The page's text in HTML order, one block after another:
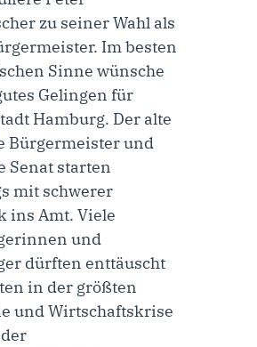
zu seiner Wahl als
Im besten
Sinne wünsche
Gelingen für
Hamburg. Der alte
Bürgermeister und
Senat starten
mit schwerer
ins Amt. Viele
und
dürften enttäuscht
in der größten
und Wirtschaftskrise